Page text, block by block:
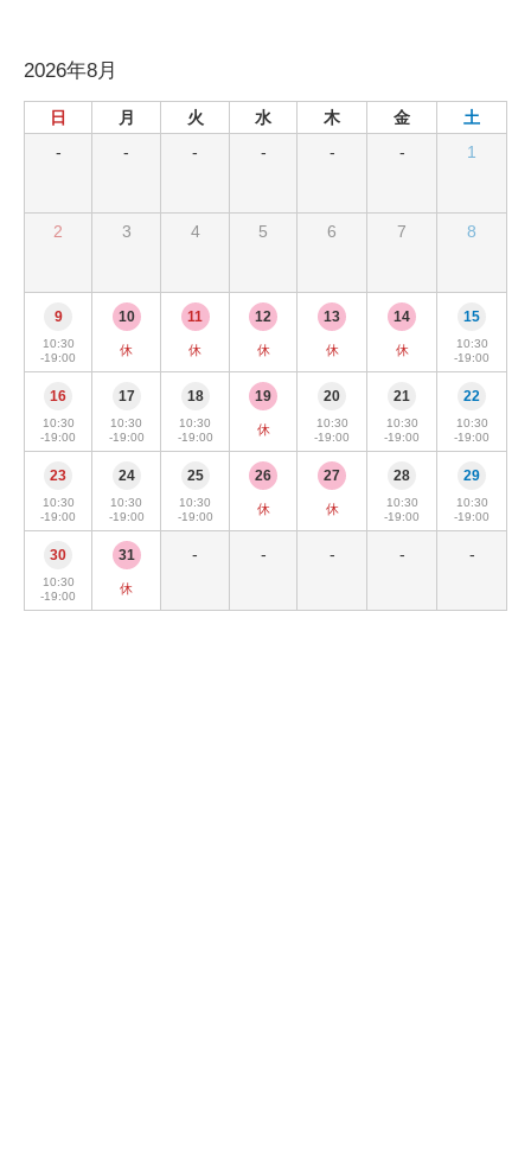
2026年8月
日 月 火 水 木 金
土
-
- - - - - 1
2 3 4 5 6 7 8
9
10:30
-19:00
10
休
11
休
12
休
13
休
14
休
15
10:30
-19:00
16
10:30
-19:00
17
10:30
-19:00
18
10:30
-19:00
19
休
20
10:30
-19:00
21
10:30
-19:00
22
10:30
-19:00
23
10:30
-19:00
24
10:30
-19:00
25
10:30
-19:00
26
休
27
休
28
10:30
-19:00
29
10:30
-19:00
30
10:30
-19:00
31
休
- - - - -